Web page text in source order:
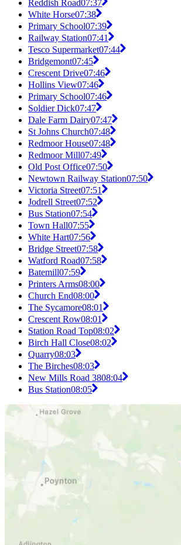
Reddish Road07:37
White Horse07:38
Primary School07:39
Railway Station07:41
Tesco Supermarket07:44
Bridgemont07:45
Crescent Drive07:46
Hollins View07:46
Primary School07:46
Soldier Dick07:47
Dale Farm Dairy07:47
St Johns Church07:48
Redmoor House07:48
Redmoor Mill07:49
Old Post Office07:50
Newtown Railway Station07:50
Victoria Street07:51
Jodrell Street07:52
Bus Station07:54
Town Hall07:55
White Hart07:56
Bridge Street07:58
Watford Road07:58
Batemill07:59
Printers Arms08:00
Church End08:00
The Sycamore08:01
Crescent Row08:01
Station Road Top08:02
Birch Hall Close08:02
Quarry08:03
The Birches08:03
New Mills Road 3808:04
Bus Station08:05